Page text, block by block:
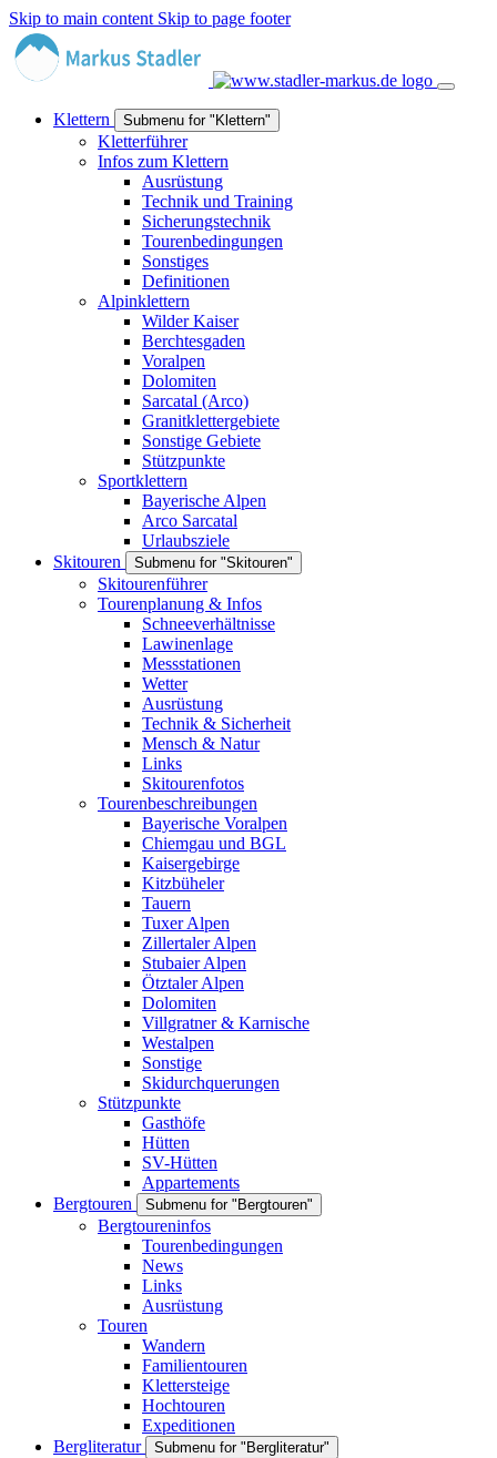
Skip to main content Skip to page footer
Klettern Submenu for "Klettern"
Kletterführer
Infos zum Klettern
Ausrüstung
Technik und Training
Sicherungstechnik
Tourenbedingungen
Sonstiges
Definitionen
Alpinklettern
Wilder Kaiser
Berchtesgaden
Voralpen
Dolomiten
Sarcatal (Arco)
Granitklettergebiete
Sonstige Gebiete
Stützpunkte
Sportklettern
Bayerische Alpen
Arco Sarcatal
Urlaubsziele
Skitouren
Submenu for "Skitouren"
Skitourenführer
Tourenplanung & Infos
Schneeverhältnisse
Lawinenlage
Messstationen
Wetter
Ausrüstung
Technik & Sicherheit
Mensch & Natur
Links
Skitourenfotos
Tourenbeschreibungen
Bayerische Voralpen
Chiemgau und BGL
Kaisergebirge
Kitzbüheler
Tauern
Tuxer Alpen
Zillertaler Alpen
Stubaier Alpen
Ötztaler Alpen
Dolomiten
Villgratner & Karnische
Westalpen
Sonstige
Skidurchquerungen
Stützpunkte
Gasthöfe
Hütten
SV-Hütten
Appartements
Bergtouren
Submenu for "Bergtouren"
Bergtoureninfos
Tourenbedingungen
News
Links
Ausrüstung
Touren
Wandern
Familientouren
Klettersteige
Hochtouren
Expeditionen
Bergliteratur
Submenu for "Bergliteratur"